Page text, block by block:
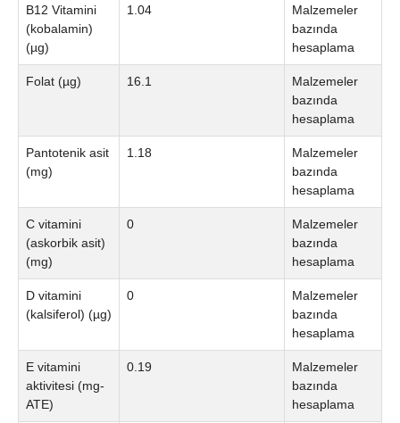
B12 Vitamini
(kobalamin)
(µg)
1.04
Malzemeler
bazında
hesaplama
Folat (µg) 16.1
Malzemeler
bazında
hesaplama
Pantotenik asit
(mg)
1.18
Malzemeler
bazında
hesaplama
C vitamini
(askorbik asit)
(mg)
0
Malzemeler
bazında
hesaplama
D vitamini
(kalsiferol) (µg)
0
Malzemeler
bazında
hesaplama
E vitamini
aktivitesi (mg-
ATE)
0.19
Malzemeler
bazında
hesaplama